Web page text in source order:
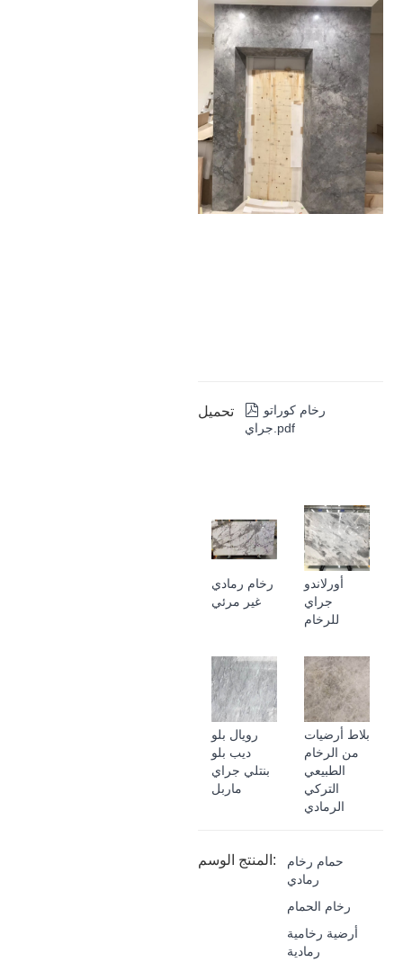
تحميل  رخام كوراتو
جراي.pdf
رخام رمادي
غير مرئي
أورلاندو
جراي
للرخام
رويال بلو
ديب بلو
بنتلي جراي
ماربل
بلاط أرضيات
من الرخام
الطبيعي
التركي
الرمادي
المنتج الوسم:
حمام رخام
رمادي
رخام الحمام
أرضية رخامية
رمادية